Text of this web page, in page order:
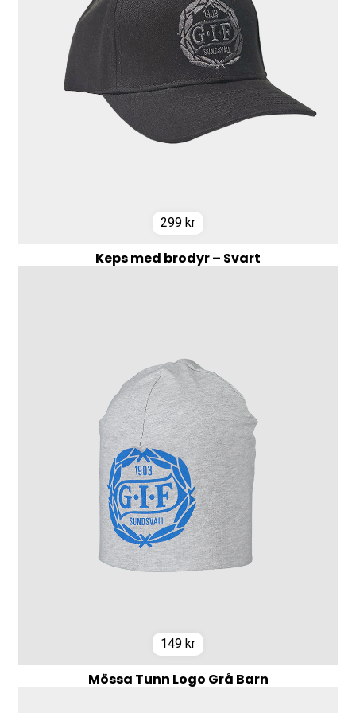
299 kr
Keps med brodyr – Svart
149 kr
Mössa Tunn Logo Grå Barn